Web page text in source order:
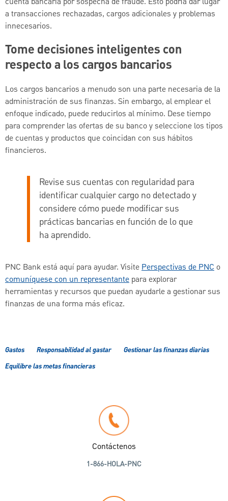
a transacciones rechazadas, cargos adicionales y problemas
innecesarios.
Tome decisiones inteligentes con
respecto a los cargos bancarios
Los cargos bancarios a menudo son una parte necesaria de la
administración de sus finanzas. Sin embargo, al emplear el
enfoque indicado, puede reducirlos al mínimo. Dese tiempo
para comprender las ofertas de su banco y seleccione los tipos
de cuentas y productos que coincidan con sus hábitos
financieros.
Revise sus cuentas con regularidad para
identificar cualquier cargo no detectado y
considere cómo puede modificar sus
prácticas bancarias en función de lo que
ha aprendido.
PNC Bank está aquí para ayudar. VisitePerspectivas de PNC o
comuníquese con un representante para explorar
herramientas y recursos que puedan ayudarle a gestionar sus
finanzas de una forma más eficaz.
Gastos Responsabilidad al gastar
Gestionar las finanzas diarias
Equilibre las metas financieras
Contáctenos
1-866-HOLA-PNC